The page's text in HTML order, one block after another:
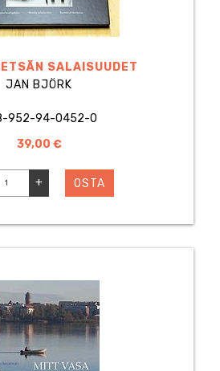
SALAISUUDET
JAN BJÖRK
952-94-0452-0
39,00 €
+ OSTA